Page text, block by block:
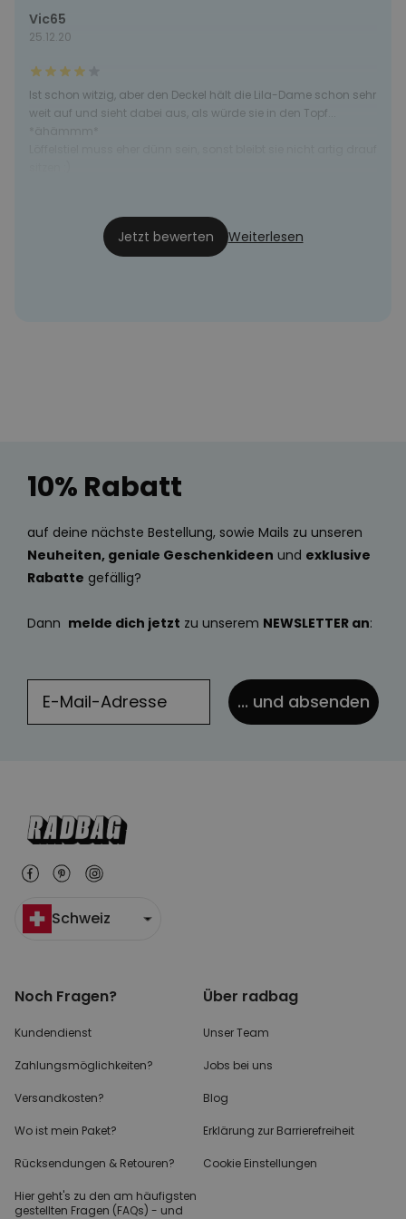
Vic65
25.12.20
Ist schon witzig, aber den Deckel hält die Lila-Dame schon sehr
weit auf und sieht dabei aus, als würde sie in den Topf...
Jetzt bewerten Weiterlesen
10% Rabatt
auf deine nächste Bestellung, sowie Mails zu unseren
Neuheiten, geniale Geschenkideen und exklusive
Rabatte gefällig?
Dann melde dich jetzt zu unserem NEWSLETTER an:
... und absenden
Schweiz
Noch Fragen?
Kundendienst
Zahlungsmöglichkeiten?
Versandkosten?
Wo ist mein Paket?
Rücksendungen & Retouren?
Hier geht's zu den am häufigsten
gestellten Fragen (FAQs) - und
Über radbag
Unser Team
Jobs bei uns
Blog
Erklärung zur Barrierefreiheit
Cookie Einstellungen